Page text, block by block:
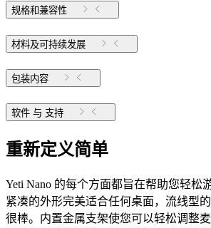
规格和兼容性
材料及可持续发展
包装内容
软件 与 支持
重新定义简单
Yeti Nano 的每个方面都旨在帮助您轻松
紧凑的外形完美适合任何桌面，流线型
很棒。内置金属支架使您可以轻松调整